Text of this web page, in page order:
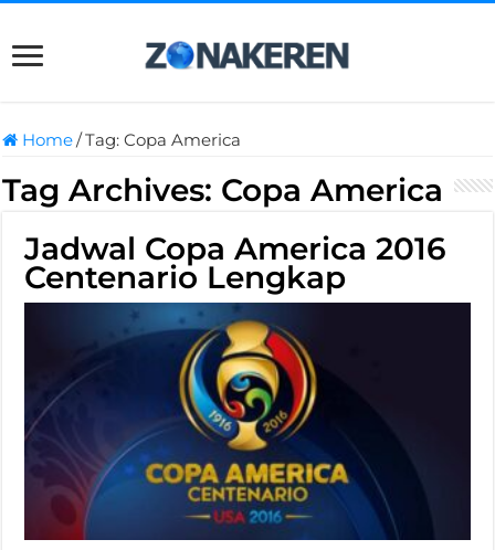
Home/Tag:Copa America
Tag Archives: Copa America
Jadwal Copa America 2016
Centenario Lengkap